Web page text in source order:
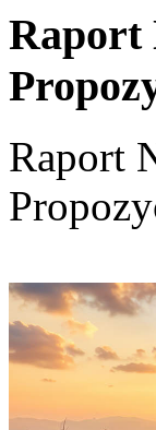
Raport
Raport